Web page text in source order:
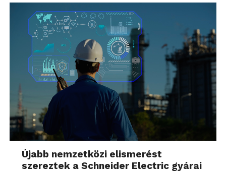
Újabb nemzetközi elismerést
szereztek a Schneider Electric gyárai